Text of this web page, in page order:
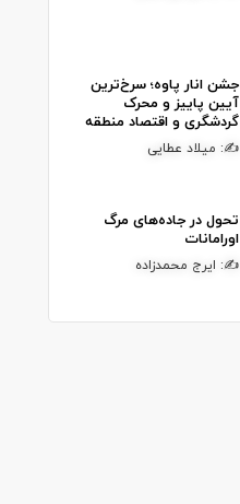
جشن انار پاوه؛ سرخ‌ترین
آیین پاییز و محرک
گردشگری و اقتصاد منطقه
✍: میلاد عطایی
تحول در جاده‌های مرگ
اورامانات
✍: ایرج محمدزاده